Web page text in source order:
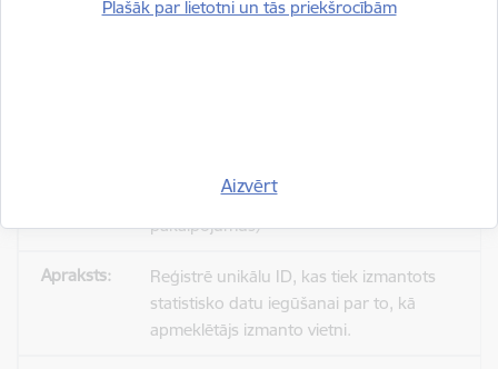
Plašāk par lietotni un tās priekšrocībām
Aizvērt
uzlabotu vietnes darbību un
pakalpojumus)
Reģistrē unikālu ID, kas tiek izmantots
statistisko datu iegūšanai par to, kā
apmeklētājs izmanto vietni.